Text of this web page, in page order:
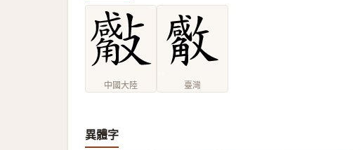
中國大陸 臺灣
異體字